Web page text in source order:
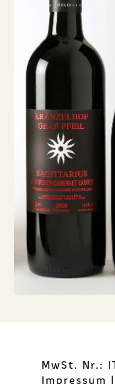
MwSt. Nr.:
Impressum |